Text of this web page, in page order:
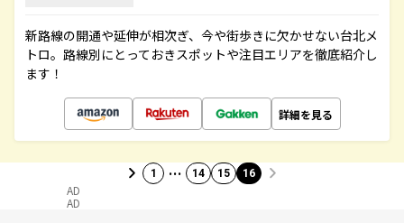
新路線の開通や延伸が相次ぎ、今や街歩きに欠かせない台北メ
トロ。路線別にとっておきスポットや注目エリアを徹底紹介し
ます！
詳細を見る
1 … 14 15 16
AD
AD